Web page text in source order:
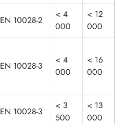
EN 10028-2
< 4
000
< 12
000
EN 10028-3
< 4
000
< 16
000
EN 10028-3
< 3
500
< 13
000